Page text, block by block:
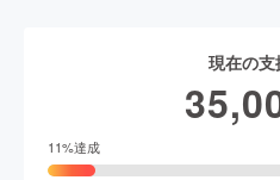
現在の
11%達成